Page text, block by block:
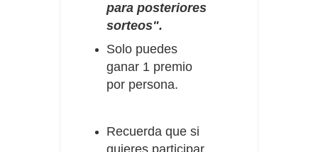
para posteriores
sorteos".
Solo puedes
ganar 1 premio
por persona.
Recuerda que si